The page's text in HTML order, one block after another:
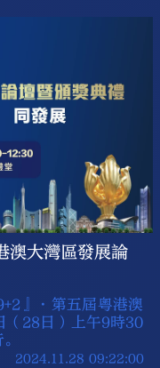
澳大灣區發展論
』·第五屆粵港澳
（28日）上午9時30
2024.11.28 09:22:00